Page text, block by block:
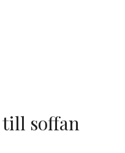
till soffan